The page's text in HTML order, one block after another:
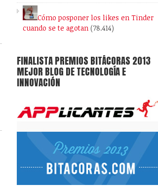
Cómo posponer los likes en Tinder
cuando se te agotan (78.414)
FINALISTA PREMIOS BITÁCORAS 2013
MEJOR BLOG DE TECNOLOGÍA E
INNOVACIÓN